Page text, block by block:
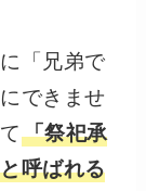
「兄弟で
できませ
「祭祀承
呼ばれる